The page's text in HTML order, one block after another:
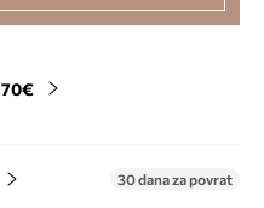
70€
30 dana za povrat